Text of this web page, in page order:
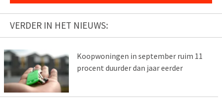
VERDER IN HET NIEUWS:
Koopwoningen in september ruim 11
procent duurder dan jaar eerder